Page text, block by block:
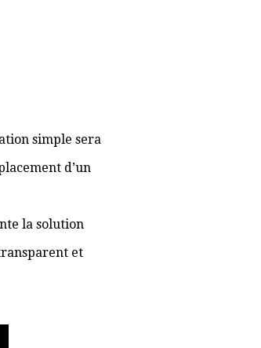
simple sera
d’un
la solution
et